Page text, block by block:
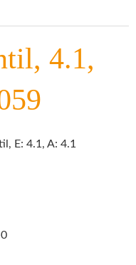
4.1,
E: 4.1, A: 4.1